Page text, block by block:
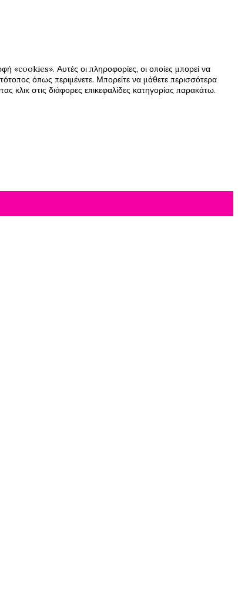
«cookies». Αυτές οι πληροφορίες, οι οποίες μπορεί να
όπως περιμένετε. Μπορείτε να μάθετε περισσότερα
στις διάφορες επικεφαλίδες κατηγορίας παρακάτω.